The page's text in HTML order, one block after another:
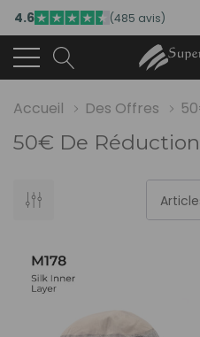
4.6 (485 avis)
Accueil Des Offres
50€ De Réduction